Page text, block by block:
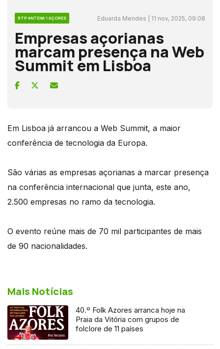
RTP ANTENA 1 AÇORES Eduarda Mendes | 11 nov, 2025, 09:08
Empresas açorianas
marcam presença na Web
Summit em Lisboa
Em Lisboa já arrancou a Web Summit, a maior
conferência de tecnologia da Europa.
São várias as empresas açorianas a marcar presença
na conferência internacional que junta, este ano,
2.500 empresas no ramo da tecnologia.
O evento reúne mais de 70 mil participantes de mais
de 90 nacionalidades.
Mais Notícias
40.º Folk Azores arranca hoje na
Praia da Vitória com grupos de
folclore de 11 países